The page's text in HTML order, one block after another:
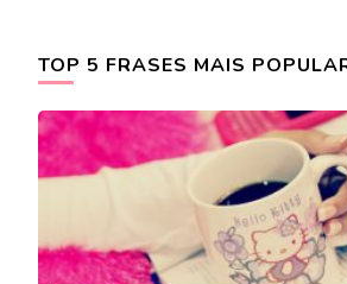
TOP 5 FRASES MAIS